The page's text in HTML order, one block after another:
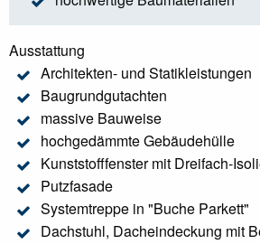
Ausstattung
Architekten- und Statikleistungen
Baugrundgutachten
massive Bauweise
hochgedämmte Gebäudehülle
Kunststofffenster mit Dreifach-
Putzfasade
Systemtreppe in "Buche Parkett"
Dachstuhl, Dacheindeckung mit